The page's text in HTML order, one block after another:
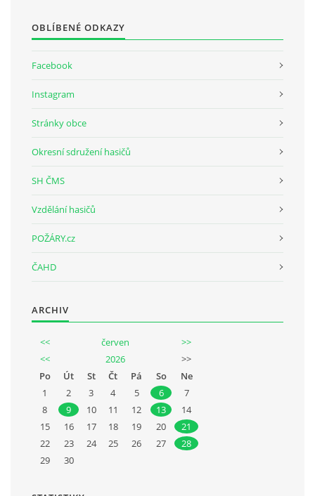
OBLÍBENÉ ODKAZY
Facebook
Instagram
Stránky obce
Okresní sdružení hasičů
SH ČMS
Vzdělání hasičů
POŽÁRY.cz
ČAHD
ARCHIV
<< červen
>>
<<
2026
>>
Po
Út St Čt Pá So
Ne
1
2 3 4 5 6
7
8
9 10 11 12 13
14
15
16 17 18 19 20
21
22
23 24 25 26 27
28
29
30